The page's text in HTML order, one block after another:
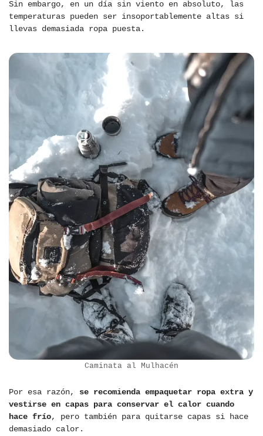
Sin embargo, en un día sin viento en absoluto, las
temperaturas pueden ser insoportablemente altas si
llevas demasiada ropa puesta.
Caminata al Mulhacén
Por esa razón, se recomienda empaquetar ropa extra y
vestirse en capas para conservar el calor cuando
hace frío, pero también para quitarse capas si hace
demasiado calor.